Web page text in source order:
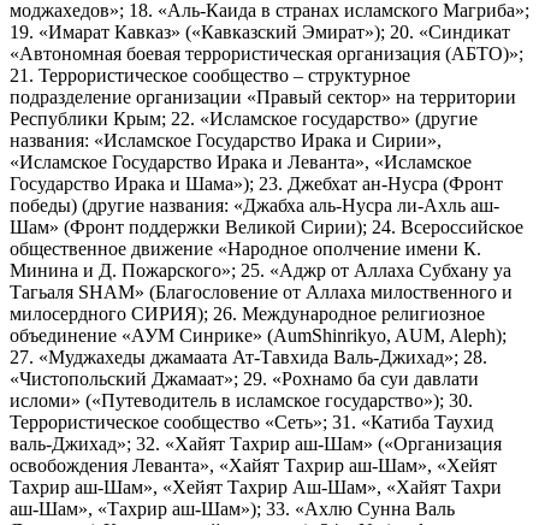
моджахедов»; 18. «Аль-Каида в странах исламского Магриба»;
19. «Имарат Кавказ» («Кавказский Эмират»); 20. «Синдикат
«Автономная боевая террористическая организация (АБТО)»;
21. Террористическое сообщество – структурное
подразделение организации «Правый сектор» на территории
Республики Крым; 22. «Исламское государство» (другие
названия: «Исламское Государство Ирака и Сирии»,
«Исламское Государство Ирака и Леванта», «Исламское
Государство Ирака и Шама»); 23. Джебхат ан-Нусра (Фронт
победы) (другие названия: «Джабха аль-Нусра ли-Ахль аш-
Шам» (Фронт поддержки Великой Сирии); 24. Всероссийское
общественное движение «Народное ополчение имени К.
Минина и Д. Пожарского»; 25. «Аджр от Аллаха Субхану уа
Тагьаля SHAM» (Благословение от Аллаха милоственного и
милосердного СИРИЯ); 26. Международное религиозное
объединение «АУМ Синрике» (AumShinrikyo, AUM, Aleph);
27. «Муджахеды джамаата Ат-Тавхида Валь-Джихад»; 28.
«Чистопольский Джамаат»; 29. «Рохнамо ба суи давлати
исломи» («Путеводитель в исламское государство»); 30.
Террористическое сообщество «Сеть»; 31. «Катиба Таухид
валь-Джихад»; 32. «Хайят Тахрир аш-Шам» («Организация
освобождения Леванта», «Хайят Тахрир аш-Шам», «Хейят
Тахрир аш-Шам», «Хейят Тахрир Аш-Шам», «Хайят Тахри
аш-Шам», «Тахрир аш-Шам»); 33. «Ахлю Сунна Валь